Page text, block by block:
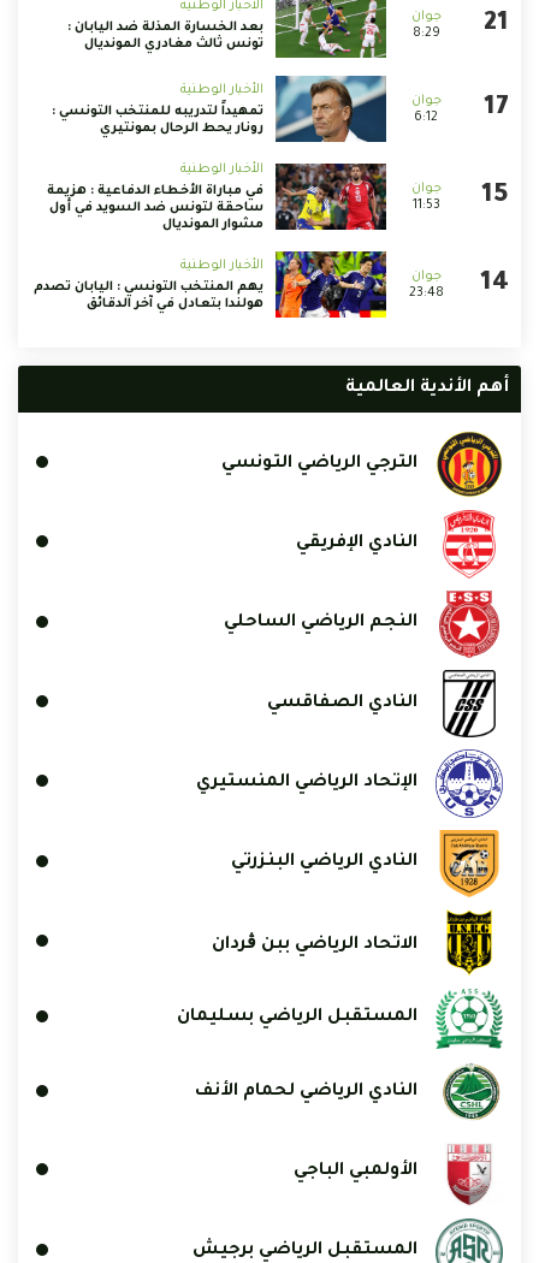
8:29
الأخبار الوطنية
بعد الخسارة المذلة ضد اليابان :
تونس ثالث مغادري المونديال
6:12
الأخبار الوطنية
تمهيداً لتدريبه للمنتخب التونسي :
رونار يحط الرحال بمونتيري
11:53
الأخبار الوطنية
في مباراة الأخطاء الدفاعية : هزيمة
ساحقة لتونس ضد السويد في أول
مشوار المونديال
23:48
الأخبار الوطنية
يهم المنتخب التونسي : اليابان تصدم
هولندا بتعادل في آخر الدقائق
أهم الأندية العالمية
الترجي الرياضي التونسي
النادي الإفريقي
النجم الرياضي الساحلي
النادي الصفاقسي
الإتحاد الرياضي المنستيري
النادي الرياضي البنزرتي
الاتحاد الرياضي ببن ڨردان
المستقبل الرياضي بسليمان
النادي الرياضي لحمام الأنف
الأولمبي الباجي
المستقبل الرياضي برجيش